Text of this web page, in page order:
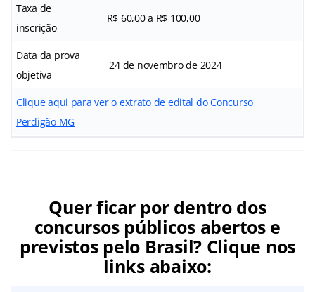
Taxa de
inscrição
R$ 60,00 a R$ 100,00
Data da prova
objetiva
24 de novembro de 2024
Clique aqui para ver o extrato de edital do Concurso
Perdigão MG
Quer ficar por dentro dos
concursos públicos abertos e
previstos pelo Brasil? Clique nos
links abaixo: